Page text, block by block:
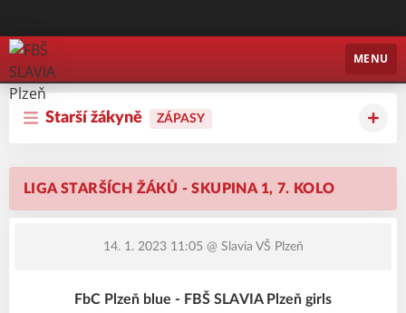
FBŠ SLAVIA Plzeň
MENU
Starší žákyně ZÁPASY
LIGA STARŠÍCH ŽÁKŮ - SKUPINA 1, 7. KOLO
14. 1. 2023 11:05 @ Slavia VŠ Plzeň
FbC Plzeň blue - FBŠ SLAVIA Plzeň girls